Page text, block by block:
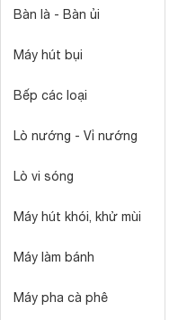
Bàn là - Bàn ủi
Máy hút bụi
Bếp các loại
Lò nướng - Vỉ nướng
Lò vi sóng
Máy hút khói, khử mùi
Máy làm bánh
Máy pha cà phê